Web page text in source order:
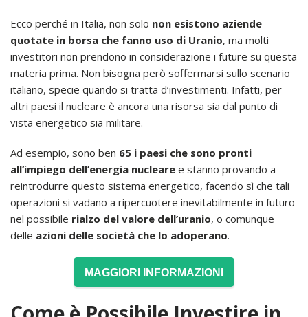
Ecco perché in Italia, non solo non esistono aziende
quotate in borsa che fanno uso di Uranio, ma molti
investitori non prendono in considerazione i future su questa
materia prima. Non bisogna però soffermarsi sullo scenario
italiano, specie quando si tratta d’investimenti. Infatti, per
altri paesi il nucleare è ancora una risorsa sia dal punto di
vista energetico sia militare.
Ad esempio, sono ben 65 i paesi che sono pronti
all’impiego dell’energia nucleare e stanno provando a
reintrodurre questo sistema energetico, facendo sì che tali
operazioni si vadano a ripercuotere inevitabilmente in futuro
nel possibile rialzo del valore dell’uranio, o comunque
delle azioni delle società che lo adoperano.
MAGGIORI INFORMAZIONI